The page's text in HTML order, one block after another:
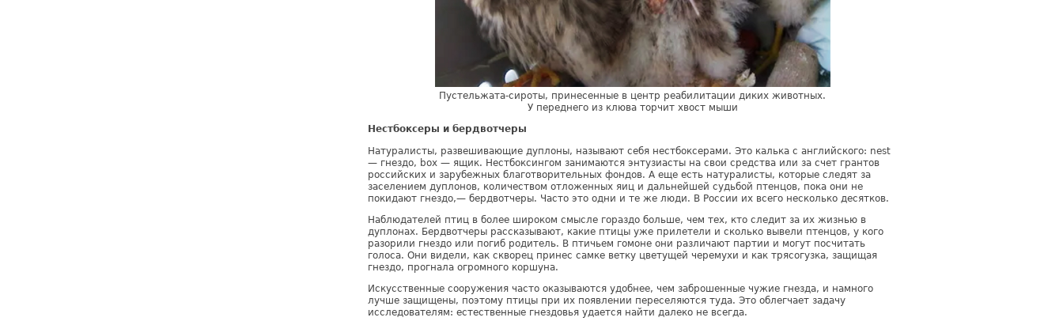
Пустельжата-сироты, принесенные в центр реабилитации диких животных.
У переднего из клюва торчит хвост мыши
Нестбоксеры и бердвотчеры
Натуралисты, развешивающие дуплоны, называют себя нестбоксерами. Это калька с английского: nest
— гнездо, boх — ящик. Нестбоксингом занимаются энтузиасты на свои средства или за счет грантов
российских и зарубежных благотворительных фондов. А еще есть натуралисты, которые следят за
заселением дуплонов, количеством отложенных яиц и дальнейшей судьбой птенцов, пока они не
покидают гнездо,— бердвотчеры. Часто это одни и те же люди. В России их всего несколько десятков.
Наблюдателей птиц в более широком смысле гораздо больше, чем тех, кто следит за их жизнью в
дуплонах. Бердвотчеры рассказывают, какие птицы уже прилетели и сколько вывели птенцов, у кого
разорили гнездо или погиб родитель. В птичьем гомоне они различают партии и могут посчитать
голоса. Они видели, как скворец принес самке ветку цветущей черемухи и как трясогузка, защищая
гнездо, прогнала огромного коршуна.
Искусственные сооружения часто оказываются удобнее, чем заброшенные чужие гнезда, и намного
лучше защищены, поэтому птицы при их появлении переселяются туда. Это облегчает задачу
исследователям: естественные гнездовья удается найти далеко не всегда.